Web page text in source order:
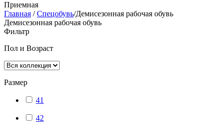
Приемная
Главная / Спецобувь/Демисезонная рабочая обувь
Демисезонная рабочая обувь
Фильтр
Пол и Возраст
Размер
41
42